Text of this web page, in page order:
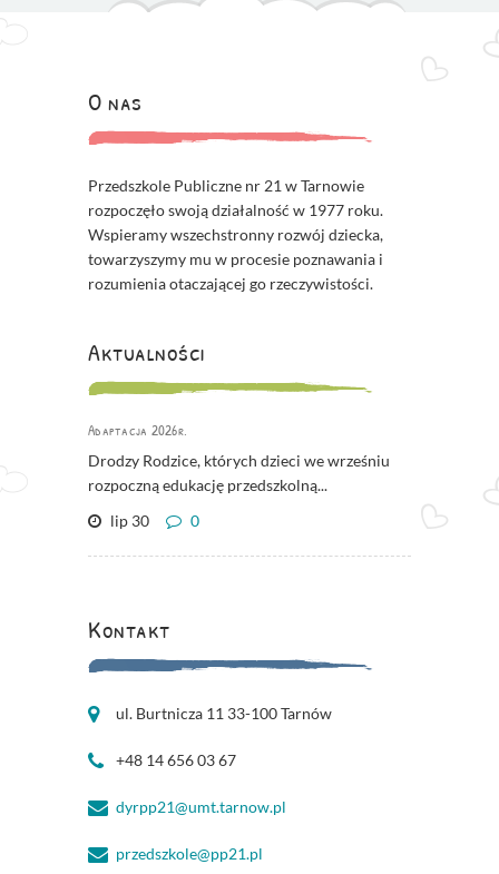
O nas
Przedszkole Publiczne nr 21 w Tarnowie
rozpoczęło swoją działalność w 1977 roku.
Wspieramy wszechstronny rozwój dziecka,
towarzyszymy mu w procesie poznawania i
rozumienia otaczającej go rzeczywistości.
Aktualności
Adaptacja 2026r.
Drodzy Rodzice, których dzieci we wrześniu
rozpoczną edukację przedszkolną...
lip 30
0
Kontakt
ul. Burtnicza 11 33-100 Tarnów
+48 14 656 03 67
dyrpp21@umt.tarnow.pl
przedszkole@pp21.pl